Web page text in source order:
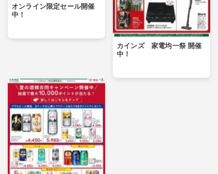
オンライン限定セール開催
中！
カインズ 家電均一祭 開催
中！